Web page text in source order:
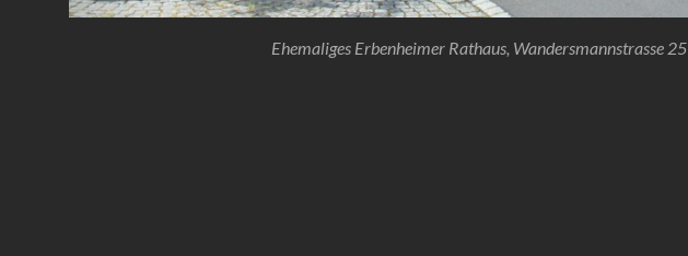
Ehemaliges Erbenheimer Rathaus, Wandersmannstrasse 25